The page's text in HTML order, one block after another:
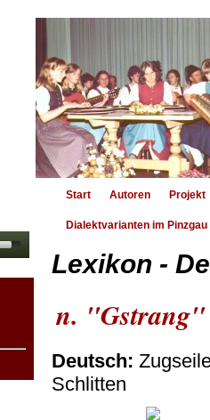
Start Autoren Projekt
Dialektvarianten im Pinzgau
Lexikon -
n. "Gstrang"
Deutsch:
Schlitten